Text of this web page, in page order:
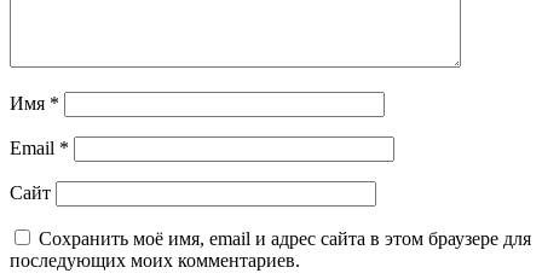
Имя *
Email *
Сайт
Сохранить моё имя, email и адрес сайта в этом браузере для
последующих моих комментариев.